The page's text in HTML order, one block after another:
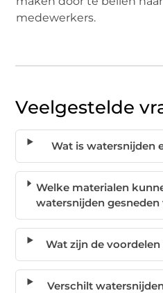
medewerkers.
Veelgestelde
Wat is watersnijden
Welke materialen
watersnijden gesneden
Wat zijn de
Verschilt